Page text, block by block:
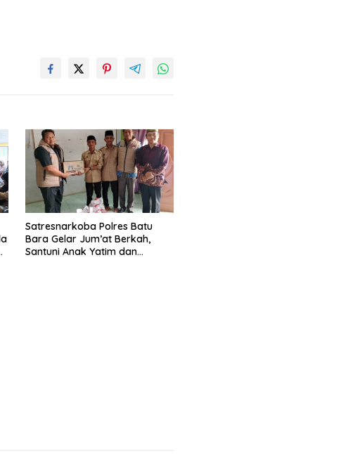
Satresnarkoba Polres Batu
Bara Gelar Jum’at Berkah,
Santuni Anak Yatim dan